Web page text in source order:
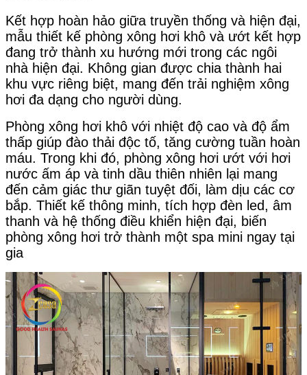
Kết hợp hoàn hảo giữa truyền thống và hiện đại,
mẫu thiết kế phòng xông hơi khô và ướt kết hợp
đang trở thành xu hướng mới trong các ngôi
nhà hiện đại. Không gian được chia thành hai
khu vực riêng biệt, mang đến trải nghiệm xông
hơi đa dạng cho người dùng.
Phòng xông hơi khô với nhiệt độ cao và độ ẩm
thấp giúp đào thải độc tố, tăng cường tuần hoàn
máu. Trong khi đó, phòng xông hơi ướt với hơi
nước ấm áp và tinh dầu thiên nhiên lại mang
đến cảm giác thư giãn tuyệt đối, làm dịu các cơ
bắp. Thiết kế thông minh, tích hợp đèn led, âm
thanh và hệ thống điều khiển hiện đại, biến
phòng xông hơi trở thành một spa mini ngay tại
gia